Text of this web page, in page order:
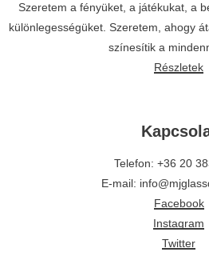
Szeretem a fényüket, a játékukat, a
különlegességüket. Szeretem, ahogy
színesítik a
Részletek
Telefon: +36 20
E-mail:
Facebook
Instagram
Twitter